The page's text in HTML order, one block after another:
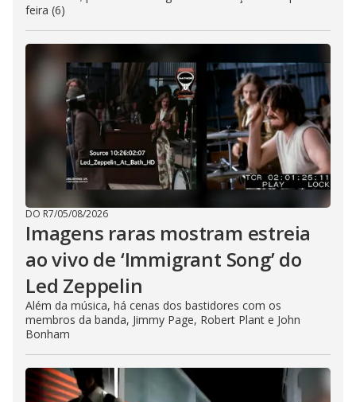
feira (6)
DO R7/05/08/2026
Imagens raras mostram estreia
ao vivo de ‘Immigrant Song’ do
Led Zeppelin
Além da música, há cenas dos bastidores com os
membros da banda, Jimmy Page, Robert Plant e John
Bonham